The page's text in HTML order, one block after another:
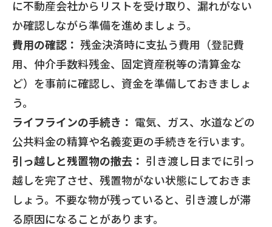
に不動産会社からリストを受け取り、漏れがない
か確認しながら準備を進めましょう。
費用の確認： 残金決済時に支払う費用（登記費
用、仲介手数料残金、固定資産税等の清算金な
ど）を事前に確認し、資金を準備しておきましょ
う。
ライフラインの手続き： 電気、ガス、水道などの
公共料金の精算や名義変更の手続きを行います。
引っ越しと残置物の撤去： 引き渡し日までに引っ
越しを完了させ、残置物がない状態にしておきま
しょう。不要な物が残っていると、引き渡しが滞
る原因になることがあります。